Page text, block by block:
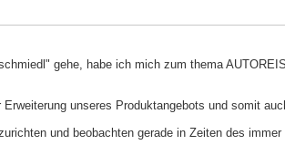
gehe, habe ich mich zum thema
unseres Produktangebots und somit
und beobachten gerade in Zeiten des